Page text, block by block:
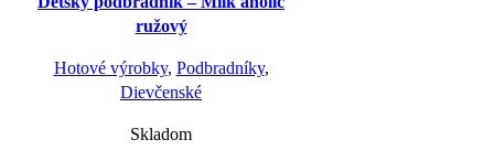
ružový
Hotové výrobky, Podbradníky,
Dievčenské
Skladom